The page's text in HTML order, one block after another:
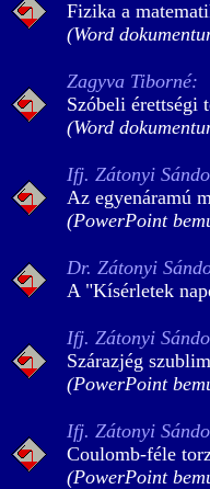
Fizika a
(Word
Zagyva Tiborné:
Szóbeli érettségi
(Word
Ifj. Zátonyi
Az egyenáramú
(PowerPoint
Dr. Zátonyi
A "Kísérletek
Ifj. Zátonyi
Szárazjég
(PowerPoint
Ifj. Zátonyi
Coulomb-féle
(PowerPoint